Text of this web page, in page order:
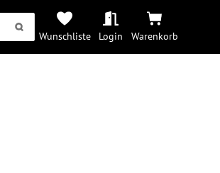
Wunschliste Login Warenkorb